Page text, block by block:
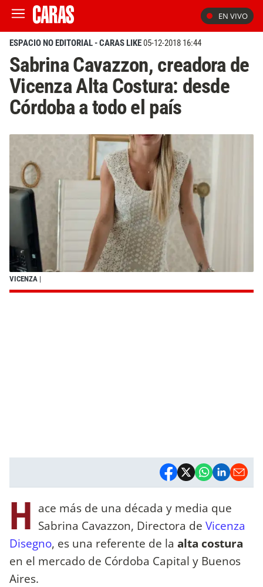
EN VIVO
ESPACIO NO EDITORIAL - CARAS LIKE05-12-2018 16:44
Sabrina Cavazzon, creadora de
Vicenza Alta Costura: desde
Córdoba a todo el país
VICENZA |
H ace más de una década y media que
Sabrina Cavazzon, Directora de Vicenza
Disegno, es una referente de la alta costura
en el mercado de Córdoba Capital y Buenos
Aires.